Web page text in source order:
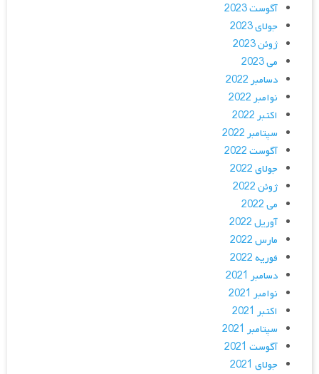
آگوست 2023
جولای 2023
ژوئن 2023
می 2023
دسامبر 2022
نوامبر 2022
اکتبر 2022
سپتامبر 2022
آگوست 2022
جولای 2022
ژوئن 2022
می 2022
آوریل 2022
مارس 2022
فوریه 2022
دسامبر 2021
نوامبر 2021
اکتبر 2021
سپتامبر 2021
آگوست 2021
جولای 2021